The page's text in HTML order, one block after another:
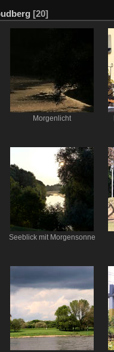
[20]
Morgenlicht
Seeblick mit Morgensonne